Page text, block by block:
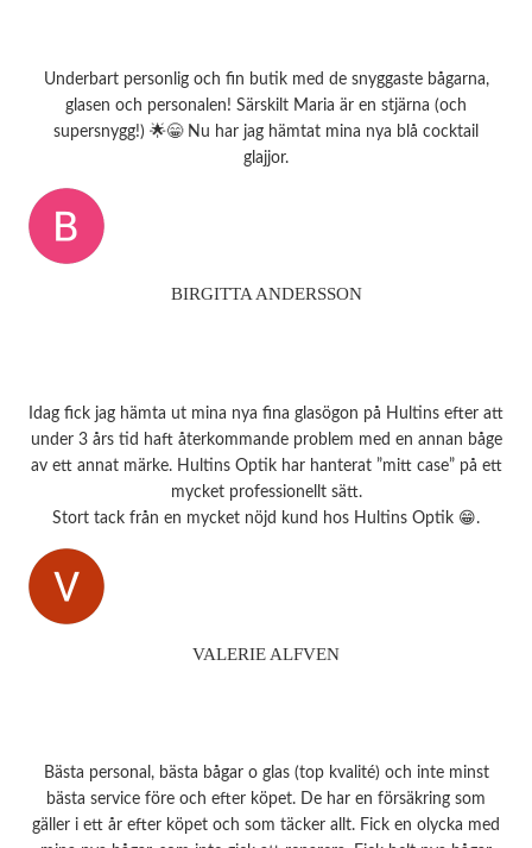
Underbart personlig och fin butik med de snyggaste bågarna,
glasen och personalen! Särskilt Maria är en stjärna (och
supersnygg!) 🌟😁 Nu har jag hämtat mina nya blå cocktail
glajjor.
BIRGITTA ANDERSSON
Idag fick jag hämta ut mina nya fina glasögon på Hultins efter att
under 3 års tid haft återkommande problem med en annan båge
av ett annat märke. Hultins Optik har hanterat ”mitt case” på ett
mycket professionellt sätt.
Stort tack från en mycket nöjd kund hos Hultins Optik 😁.
VALERIE ALFVEN
Bästa personal, bästa bågar o glas (top kvalité) och inte minst
bästa service före och efter köpet. De har en försäkring som
gäller i ett år efter köpet och som täcker allt. Fick en olycka med